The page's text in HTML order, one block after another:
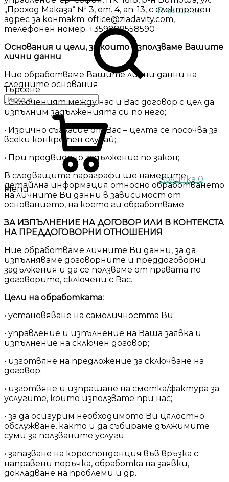
Впиши се
Търсене
Количка 0
Menu
„Проход Маказа“ № 3, ет. 4, ап. 13, с електронен
адрес за контакт: office@ziadavity.com,
телефонен номер: +359889558590
Основания и цели, за които използваме Вашите
лични данни
Ние обработваме Вашите лични данни на
следните основания:
• Сключеният между нас и Вас договор с цел да
изпълним задълженията си по него;
• Изрично съгласие от Вас – целта се посочва за
всеки конкретен случай;
• При предвидено задължение по закон;
В следващите параграфи ще намерите
детайлна информация относно обработването
на личните Ви данни в зависимост от
основанието, на което ги обработваме.
ЗА ИЗПЪЛНЕНИЕ НА ДОГОВОР ИЛИ В КОНТЕКСТА
НА ПРЕДДОГОВОРНИ ОТНОШЕНИЯ
Ние обработваме личните Ви данни, за да
изпълняваме договорните и преддоговорни
задължения и да се ползваме от правата по
договорите, сключени с Вас.
Цели на обработката:
• установяване на самоличността Ви;
• управление и изпълнение на Ваша заявка и
изпълнение на сключен договор;
• изготвяне на предложение за сключване на
договор;
• изготвяне и изпращане на сметка/фактура за
услугите, които използвате при нас;
• за да осигурим необходимото Ви цялостно
обслужване, както и да събираме дължимите
суми за ползваните услуги;
• запазване на кореспонденция във връзка с
направени поръчка, обработка на заявки,
докладване на проблеми и др.